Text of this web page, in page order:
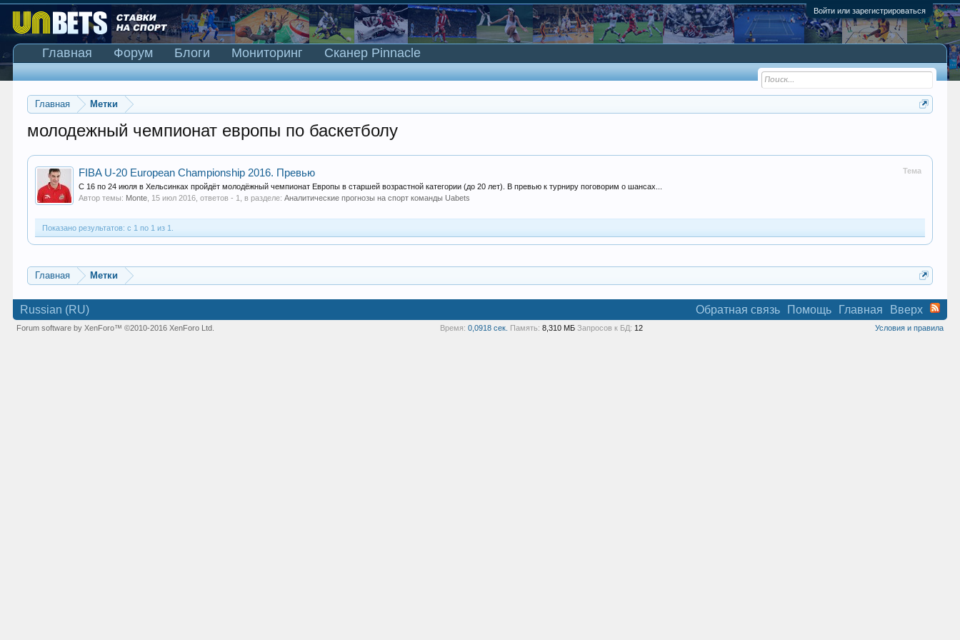
Войти или зарегистрироваться
Главная Метки
молодежный чемпионат европы по баскетболу
Тема
FIBA U-20 European Championship 2016. Превью
C 16 по 24 июля в Хельсинках пройдёт молодёжный чемпионат Европы в старшей возрастной категории (до 20 лет). В превью к турниру поговорим о шансах...
Автор темы: Monte 15 июл 2016 , ответов - 1, в разделе:Аналитические прогнозы на спорт команды Uabets
Показано результатов: с 1 по 1 из 1.
Главная Метки
Главная Форум Блоги Мониторинг Сканер Pinnacle
Russian (RU) Обратная связь Помощь Главная Вверх
Условия и правила
Forum software by XenForo™©2010-2016 XenForo Ltd. Время: 0,0918 сек. Память: 8,310 МБ Запросов к БД: 12